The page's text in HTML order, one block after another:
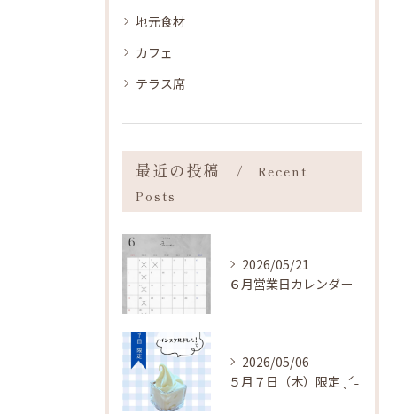
地元食材
カフェ
テラス席
最近の投稿
Recent
Posts
2026/05/21
６月営業日カレンダー
2026/05/06
５月７日（木）限定 ˎˊ˗